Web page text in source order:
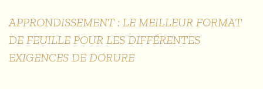
APPRONDISSEMENT : LE MEILLEUR FORMAT
DE FEUILLE POUR LES DIFFÉRENTES
EXIGENCES DE DORURE